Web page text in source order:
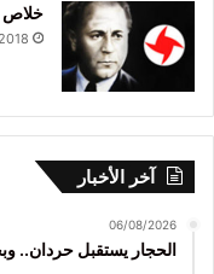
خلاص
آخر الأخبار
06/08/2026
الحجار يستقبل حردان..